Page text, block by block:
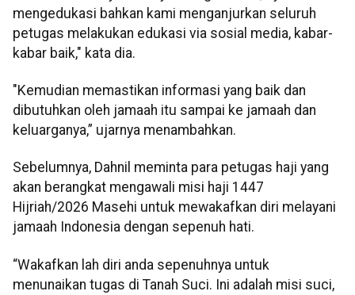
mengedukasi bahkan kami menganjurkan seluruh
petugas melakukan edukasi via sosial media, kabar-
kabar baik," kata dia.
"Kemudian memastikan informasi yang baik dan
dibutuhkan oleh jamaah itu sampai ke jamaah dan
keluarganya,” ujarnya menambahkan.
Sebelumnya, Dahnil meminta para petugas haji yang
akan berangkat mengawali misi haji 1447
Hijriah/2026 Masehi untuk mewakafkan diri melayani
jamaah Indonesia dengan sepenuh hati.
“Wakafkan lah diri anda sepenuhnya untuk
menunaikan tugas di Tanah Suci. Ini adalah misi suci,